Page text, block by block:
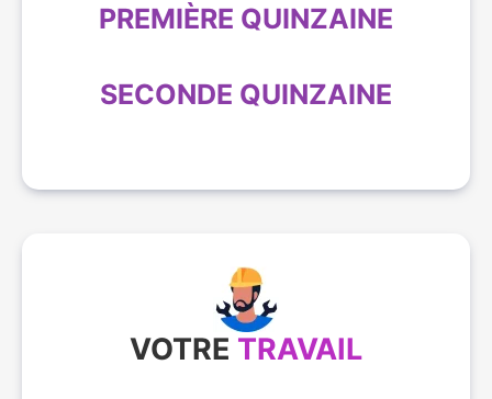
PREMIÈRE QUINZAINE
SECONDE QUINZAINE
VOTRE TRAVAIL